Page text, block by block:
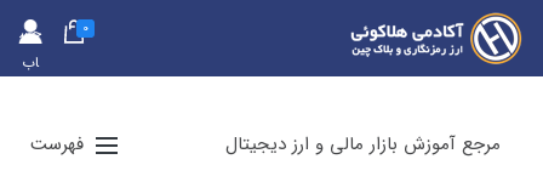
حس
اب
0
مرجع آموزش بازار مالی و ارز دیجیتال فهرست